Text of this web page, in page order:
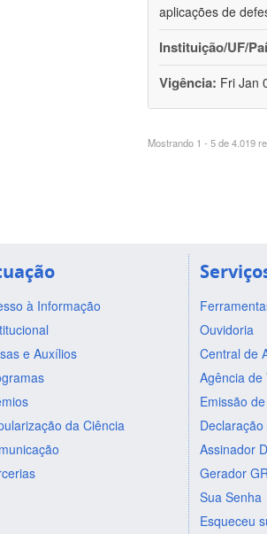
aplicações de
Instituição/UF/
Vigência: Fri Jan
Mostrando 1 - 5 de 4.019
à Informação
e Auxílios
da Ciência
Ouvidoria
Central de
Agência de
Emissão
Assinador
Gerador
Sua Senha
Esqueceu